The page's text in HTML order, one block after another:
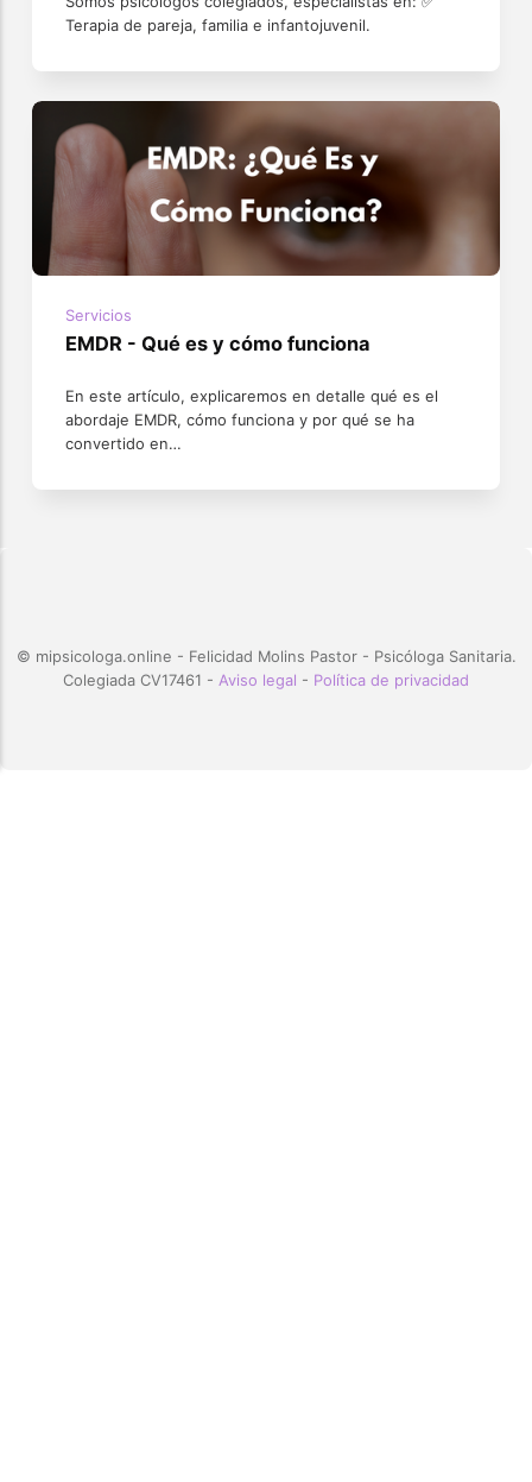
Terapia de pareja, familia e infantojuvenil.
Servicios
EMDR - Qué es y cómo funciona
En este artículo, explicaremos en detalle qué es el
abordaje EMDR, cómo funciona y por qué se ha
convertido en…
© mipsicologa.online - Felicidad Molins Pastor - Psicóloga Sanitaria.
Colegiada CV17461 - Aviso legal - Política de privacidad